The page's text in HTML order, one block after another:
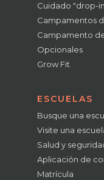
Cuidado "drop-
Campamentos
Campamento
Opcionales
Grow Fit
ESCUELAS
Busque una
Visite una
Salud y
Aplicación de
Matrícula